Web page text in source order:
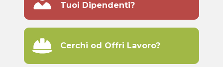
Tuoi Dipendenti?
Cerchi od Offri Lavoro?